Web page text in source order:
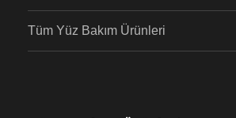
Tüm Yüz Bakım Ürünleri